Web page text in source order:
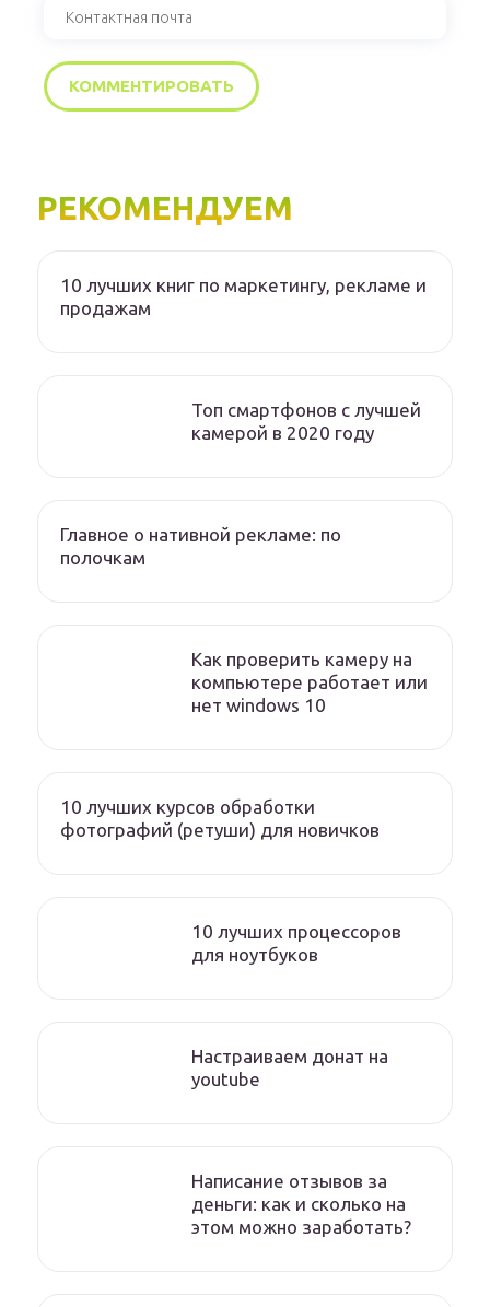
РЕКОМЕНДУЕМ
10 лучших книг по маркетингу, рекламе и
продажам
Топ смартфонов с лучшей
камерой в 2020 году
Главное о нативной рекламе: по
полочкам
Как проверить камеру на
компьютере работает или
нет windows 10
10 лучших курсов обработки
фотографий (ретуши) для новичков
10 лучших процессоров
для ноутбуков
Настраиваем донат на
youtube
Написание отзывов за
деньги: как и сколько на
этом можно заработать?